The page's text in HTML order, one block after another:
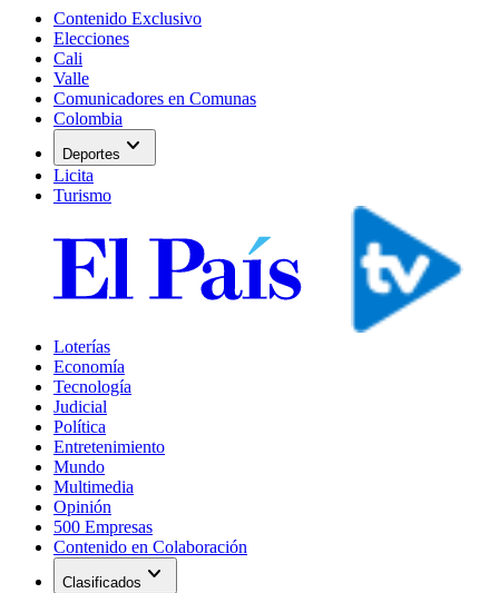
Contenido Exclusivo
Elecciones
Cali
Valle
Comunicadores en Comunas
Colombia
Deportes expand_more
Licita
Turismo
Loterías
Economía
Tecnología
Judicial
Política
Entretenimiento
Mundo
Multimedia
Opinión
500 Empresas
Contenido en Colaboración
Clasificados expand_more